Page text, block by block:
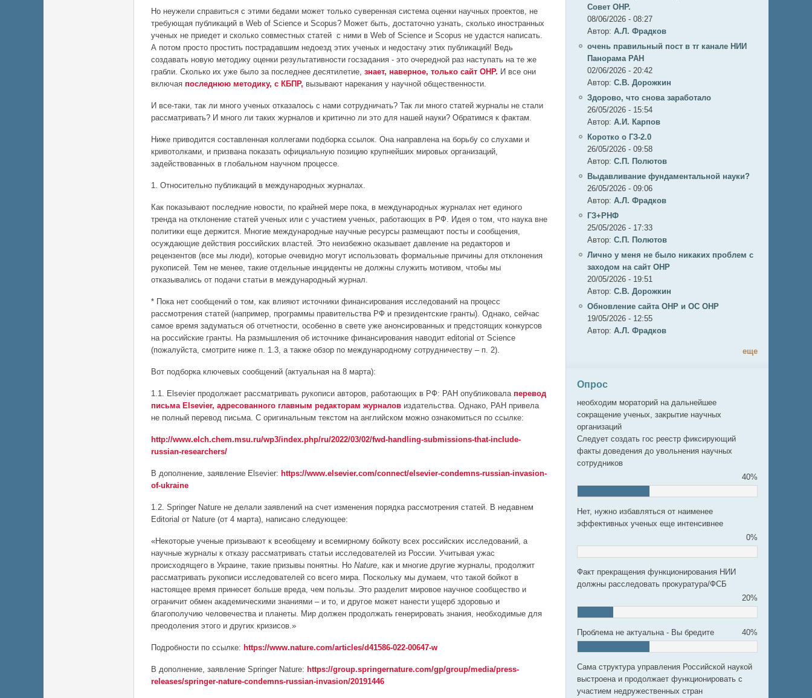
Но неужели справиться с этими бедами может только суверенная система оценки научных проектов, не
требующая публикаций в Web of Science и Scopus? Может быть, достаточно узнать, сколько иностранных
ученых не приедет и сколько совместных статей с ними в Web of Science и Scopus не удастся написать.
А потом просто простить пострадавшим недоезд этих ученых и недостачу этих публикаций! Ведь
создавать новую методику оценки результативности госзадания - это очередной раз наступать на те же
грабли. Сколько их уже было за последнее десятилетие, знает, наверное, только сайт ОНР. И все они
включая последнюю методику, с КБПР, вызывают нарекания у научной общественности.
И все-таки, так ли много ученых отказалось с нами сотрудничать? Так ли много статей журналы не стали
рассматривать? И много ли таких журналов и критично ли это для нашей науки? Обратимся к фактам.
Ниже приводится составленная коллегами подборка ссылок. Она направлена на борьбу со слухами и
кривотолками, и призвана показать официальную позицию крупнейших мировых организаций,
задействованных в глобальном научном процессе.
1. Относительно публикаций в международных журналах.
Как показывают последние новости, по крайней мере пока, в международных журналах нет единого
тренда на отклонение статей ученых или с участием ученых, работающих в РФ. Идея о том, что наука вне
политики еще держится. Многие международные научные ресурсы размещают посты и сообщения,
осуждающие действия российских властей. Это неизбежно оказывает давление на редакторов и
рецензентов (все мы люди), которые очевидно могут использовать формальные причины для отклонения
рукописей. Тем не менее, такие отдельные инциденты не должны служить мотивом, чтобы мы
отказывались от подачи статьи в международный журнал.
* Пока нет сообщений о том, как влияют источники финансирования исследований на процесс
рассмотрения статей (например, программы правительства РФ и президентские гранты). Однако, сейчас
самое время задуматься об отчетности, особенно в свете уже анонсированных и предстоящих конкурсов
на российские гранты. На размышления об источнике финансирования наводит editorial от Science
(пожалуйста, смотрите ниже п. 1.3, а также обзор по международному сотрудничеству – п. 2).
Вот подборка ключевых сообщений (актуальная на 8 марта):
1.1. Elsevier продолжает рассматривать рукописи авторов, работающих в РФ: РАН опубликовала перевод
письма Elsevier, адресованного главным редакторам журналов издательства. Однако, РАН привела
не полный перевод письма. С оригинальным текстом на английском можно ознакомиться по ссылке:
http://www.elch.chem.msu.ru/wp3/index.php/ru/2022/03/02/fwd-handling-submissions-that-include-
russian-researchers/
В дополнение, заявление Elsevier: https://www.elsevier.com/connect/elsevier-condemns-russian-invasion-
of-ukraine
1.2. Springer Nature не делали заявлений на счет изменения порядка рассмотрения статей. В недавнем
Editorial от Nature (от 4 марта), написано следующее:
«Некоторые ученые призывают к всеобщему и всемирному бойкоту всех российских исследований, а
научные журналы к отказу рассматривать статьи исследователей из России. Учитывая ужас
происходящего в Украине, такие призывы понятны. Но Nature, как и многие другие журналы, продолжит
рассматривать рукописи исследователей со всего мира. Поскольку мы думаем, что такой бойкот в
настоящее время принесет больше вреда, чем пользы. Это разделит мировое научное сообщество и
ограничит обмен академическими знаниями – и то, и другое может нанести ущерб здоровью и
благополучию человечества и планеты. Мир должен продолжать генерировать знания, необходимые для
преодоления этого и других кризисов.»
Подробности по ссылке: https://www.nature.com/articles/d41586-022-00647-w
В дополнение, заявление Springer Nature: https://group.springernature.com/gp/group/media/press-
releases/springer-nature-condemns-russian-invasion/20191446
Совет ОНР.
08/06/2026 - 08:27
Автор: А.Л. Фрадков
очень правильный пост в тг канале НИИ
Панорама РАН
02/06/2026 - 20:42
Автор: С.В. Дорожкин
Здорово, что снова заработало
26/05/2026 - 15:54
Автор: А.И. Карпов
Коротко о ГЗ-2.0
26/05/2026 - 09:58
Автор: C.П. Полютов
Выдавливание фундаментальной науки?
26/05/2026 - 09:06
Автор: А.Л. Фрадков
ГЗ+РНФ
25/05/2026 - 17:33
Автор: C.П. Полютов
Лично у меня не было никаких проблем с
заходом на сайт ОНР
20/05/2026 - 19:51
Автор: С.В. Дорожкин
Обновление сайта ОНР и ОС ОНР
19/05/2026 - 12:55
Автор: А.Л. Фрадков
еще
Опрос
необходим мораторий на дальнейшее
сокращение ученых, закрытие научных
организаций
Следует создать гос реестр фиксирующий
факты доведения до увольнения научных
сотрудников
40%
Нет, нужно избавляться от наименее
эффективных ученых еще интенсивнее
0%
Факт прекращения функционирования НИИ
должны расследовать прокуратура/ФСБ
20%
Проблема не актуальна - Вы бредите 40%
Сама структура управления Российской наукой
выстроена и продолжает функционировать с
участием недружественных стран